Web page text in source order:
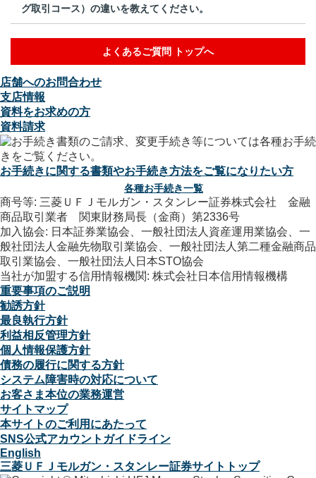
グ取引コース）の違いを教えてください。
よくあるご質問 トップへ
店舗へのお問合わせ
支店情報
資料をお求めの方
資料請求
お手続きに関する書類やお手続き方法をご覧になりたい方
各種お手続き一覧
商号等: 三菱ＵＦＪモルガン・スタンレー証券株式会社 金融
商品取引業者 関東財務局長（金商）第2336号
加入協会: 日本証券業協会、一般社団法人資産運用業協会、一
般社団法人金融先物取引業協会、一般社団法人第二種金融商品
取引業協会、一般社団法人日本STO協会
当社が加盟する信用情報機関: 株式会社日本信用情報機構
重要事項のご説明
勧誘方針
最良執行方針
利益相反管理方針
個人情報保護方針
債務の履行に関する方針
システム障害時の対応について
お客さま本位の業務運営
サイトマップ
本サイトのご利用にあたって
SNS公式アカウントガイドライン
English
三菱ＵＦＪモルガン・スタンレー証券サイトトップ